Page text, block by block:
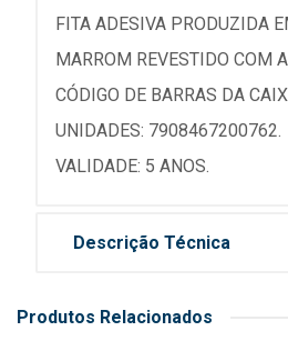
FITA ADESIVA PRODUZIDA
MARROM REVESTIDO COM
CÓDIGO DE BARRAS DA
UNIDADES: 7908467200762.
VALIDADE: 5 ANOS.
Descrição Técnica
Produtos Relacionados